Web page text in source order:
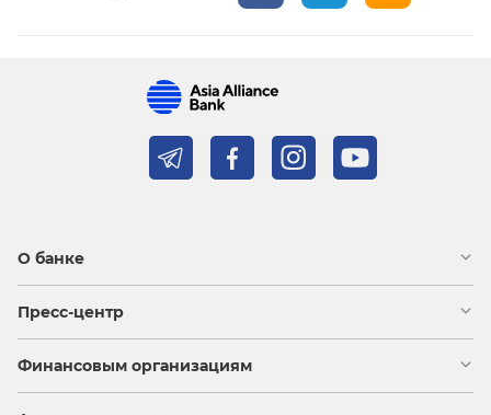
О банке
Пресс-центр
Финансовым организациям